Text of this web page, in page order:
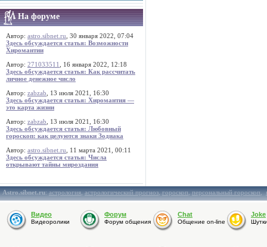
На форуме
Автор: astro.sibnet.ru , 30 января 2022, 07:04
Здесь обсуждается статья: Возможности
Хиромантии
Автор: 271033511
, 16 января 2022, 12:18
Здесь обсуждается статья: Как рассчитать
личное денежное число
Автор: zabzab , 13 июля 2021, 16:30
Здесь обсуждается статья: Хиромантия —
это карта жизни
Автор: zabzab , 13 июля 2021, 16:30
Здесь обсуждается статья: Любовный
гороскоп: как целуются знаки Зодиака
Автор: astro.sibnet.ru , 11 марта 2021, 00:11
Здесь обсуждается статья: Числа
открывают тайны мироздания
Astro.sibnet.ru:астрология,астрологический прогноз,гороскоп,персональный гороскоп,
Видео
Видеоролики
Форум
Форум общения
Chat
Общение on-line
Joke